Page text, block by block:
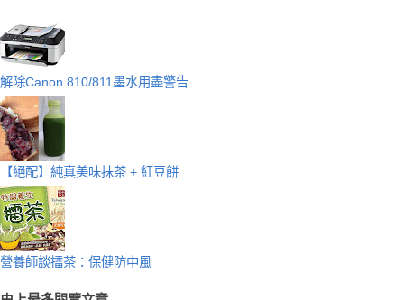
解除Canon 810/811墨水用盡警告
【絕配】純真美味抹茶 + 紅豆餅
營養師談擂茶：保健防中風